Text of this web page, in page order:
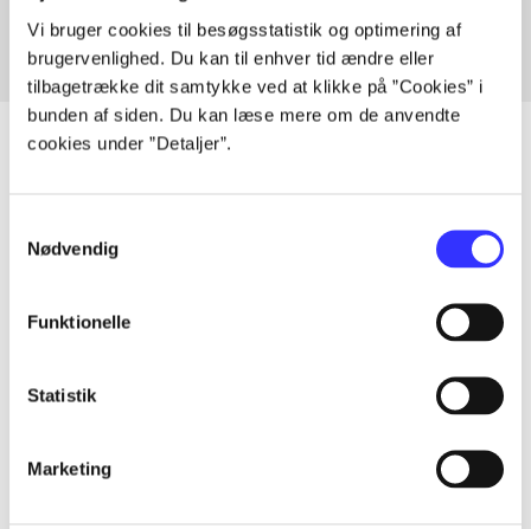
Vi bruger cookies til besøgsstatistik og optimering af
brugervenlighed. Du kan til enhver tid ændre eller
tilbagetrække dit samtykke ved at klikke på ”Cookies” i
bunden af siden. Du kan læse mere om de anvendte
cookies under ”Detaljer”.
Nødvendig
Funktionelle
Statistik
Marketing
Alle registrerede artikler fordelt på udgivelser
...
...
...